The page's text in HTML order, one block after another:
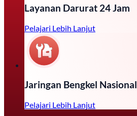
Layanan Darurat 24 Jam
Pelajari Lebih Lanjut
Jaringan Bengkel Nasional
Pelajari Lebih Lanjut